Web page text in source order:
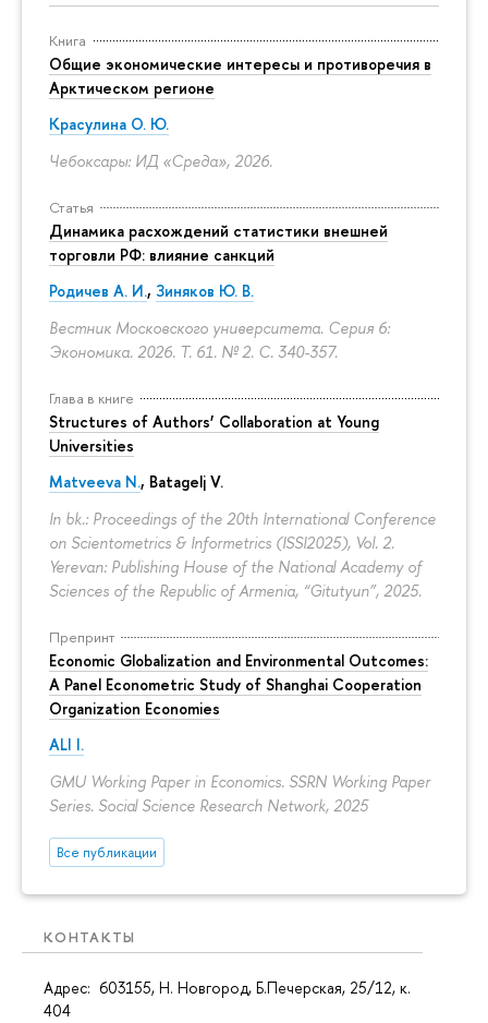
Книга
Общие экономические интересы и противоречия
Арктическом регионе
Красулина О. Ю.
Чебоксары: ИД «Среда», 2026.
Статья
Динамика расхождений статистики внешней
торговли РФ: влияние санкций
Родичев А. И., Зиняков Ю. В.
естник Московского университета. Серия 6:
Экономика. 2026. Т. 61. № 2. С. 340-357.
Глава в книге
Structures of Authors’ Collaboration at Young
Universities
Matveeva N., Batagelj V.
In bk.: Proceedings of the 20th International Conference
on Scientometrics & Informetrics (ISSI2025), Vol. 2.
Yerevan: Publishing House of the National Academy of
Sciences of the Republic of Armenia, “Gitutyun”, 2025.
Препринт
Economic Globalization and Environmental Outcomes:
A Panel Econometric Study of Shanghai Cooperation
Organization Economies
ALI I.
GMU Working Paper in Economics. SSRN Working Paper
Series. Social Science Research Network, 2025
се публикации
КОНТАКТЫ
Адрес: 603155, Н. Новгород, Б.Печерская, 25/12, к.
404